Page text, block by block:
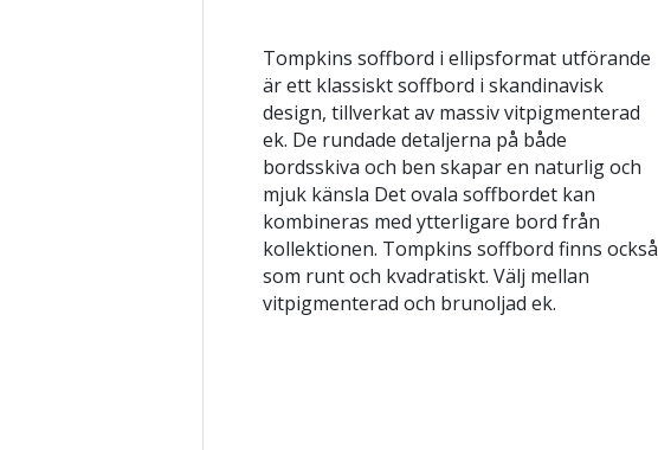
Tompkins soffbord i ellipsformat utförande
är ett klassiskt soffbord i skandinavisk
design, tillverkat av massiv vitpigmenterad
ek. De rundade detaljerna på både
bordsskiva och ben skapar en naturlig och
mjuk känsla Det ovala soffbordet kan
kombineras med ytterligare bord från
kollektionen. Tompkins soffbord finns också
som runt och kvadratiskt. Välj mellan
vitpigmenterad och brunoljad ek.